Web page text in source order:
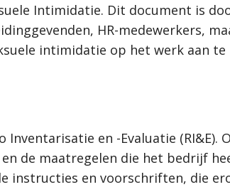
Intimidatie. Dit document is
HR-medewerkers,
intimidatie op het werk aan te
en -Evaluatie (RI&E).
en de maatregelen die het bedrijf
instructies en voorschriften, die